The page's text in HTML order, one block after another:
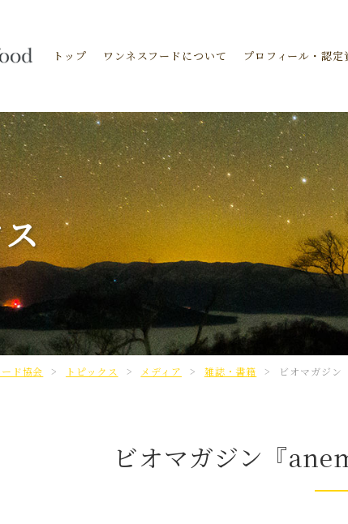
トップ ワンネスフードについて プロフィール・認
ド協会 > トピックス > メディア > 雑誌・書籍 > ビオマガジ
ビオマガジン『